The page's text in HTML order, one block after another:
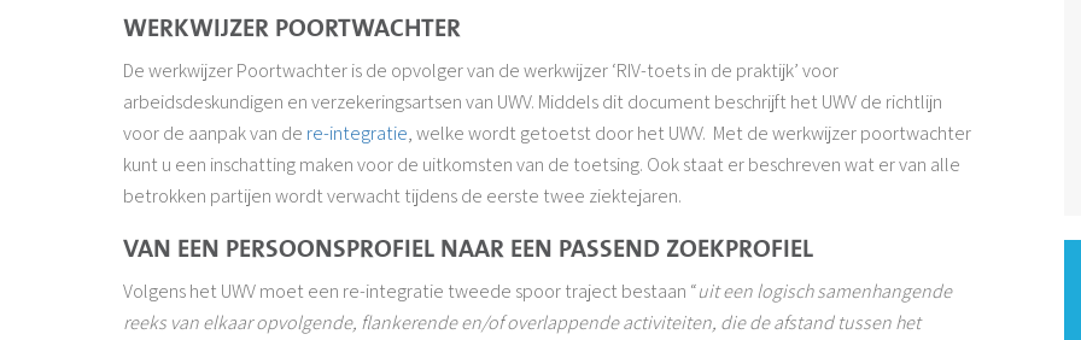
WERKWIJZER POORTWACHTER
De werkwijzer Poortwachter is de opvolger van de werkwijzer ‘RIV-toets in de praktijk’ voor
arbeidsdeskundigen en verzekeringsartsen van UWV. Middels dit document beschrijft het UWV de richtlijn
voor de aanpak van de re-integratie, welke wordt getoetst door het UWV. Met de werkwijzer poortwachter
kunt u een inschatting maken voor de uitkomsten van de toetsing. Ook staat er beschreven wat er van alle
betrokken partijen wordt verwacht tijdens de eerste twee ziektejaren.
VAN EEN PERSOONSPROFIEL NAAR EEN PASSEND ZOEKPROFIEL
Volgens het UWV moet een re-integratie tweede spoor traject bestaan “uit een logisch samenhangende
reeks van elkaar opvolgende, flankerende en/of overlappende activiteiten, die de afstand tussen het